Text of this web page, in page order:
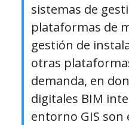
sistemas de
plataformas de
gestión de
otras
demanda, en
digitales BIM
entorno GIS son